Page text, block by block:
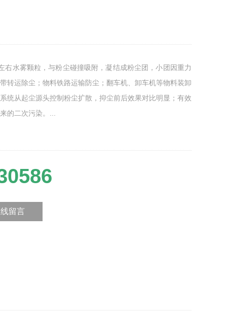
右水雾颗粒，与粉尘碰撞吸附，凝结成粉尘团，小团因重力
转运除尘；物料铁路运输防尘；翻车机、卸车机等物料装卸
统从起尘源头控制粉尘扩散，抑尘前后效果对比明显；有效
的二次污染。...
留言